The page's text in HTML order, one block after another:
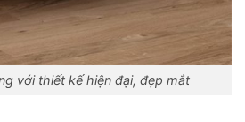
với thiết kế hiện đại, đẹp mắt